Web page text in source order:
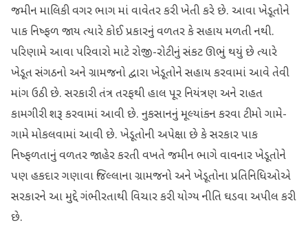
જમીન માલિકી વગર ભાગ માં વાવેતર કરી ખેતી કરે છે. આવા ખેડૂતોને
પાક નિષ્ફળ જાય ત્યારે કોઈ પ્રકારનું વળતર કે સહાય મળતી નથી.
પરિણામે આવા પરિવારો માટે રોજી-રોટીનું સંકટ ઊભું થયું છે ત્યારે
ખેડૂત સંગઠનો અને ગ્રામજનો દ્વારા ખેડૂતોને સહાય કરવામાં આવે તેવી
માંગ ઉઠી છે. સરકારી તંત્ર તરફથી હાલ પૂર નિયંત્રણ અને રાહત
કામગીરી શરૂ કરવામાં આવી છે. નુકસાનનું મૂલ્યાંકન કરવા ટીમો ગામે-
ગામે મોકલવામાં આવી છે. ખેડૂતોની અપેક્ષા છે કે સરકાર પાક
નિષ્ફળતાનું વળતર જાહેર કરતી વખતે જમીન ભાગે વાવનાર ખેડૂતોને
પણ હકદાર ગણાવા જિલ્લાના ગ્રામજનો અને ખેડૂતોના પ્રતિનિધિઓએ
સરકારને આ મુદ્દે ગંભીરતાથી વિચાર કરી યોગ્ય નીતિ ઘડવા અપીલ કરી
છે.